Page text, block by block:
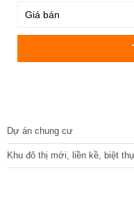
Dự án chung cư
Khu đô thị mới, liền kề, biệt